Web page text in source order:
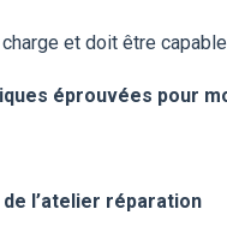
et doit être
éprouvées pour
l’atelier réparation